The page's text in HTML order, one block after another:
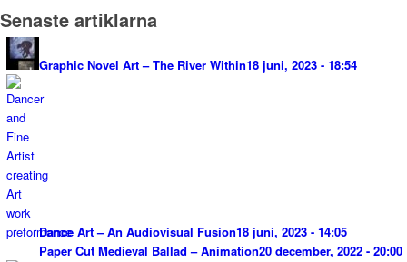
Senaste artiklarna
Graphic Novel Art – The River Within18 juni, 2023 - 18:54
Dance Art – An Audiovisual Fusion18 juni, 2023 - 14:05
Paper Cut Medieval Ballad – Animation20 december, 2022 - 20:00